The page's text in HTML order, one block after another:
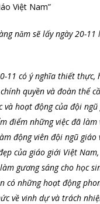
Việt Nam”
nǎm sẽ lấy ngày 20-
11 có ý nghĩa thiết thực,
quyền và đoàn thể
và hoạt động của đội
điểm những việc đã
động viên đội ngũ giáo
của giáo giới Việt
gương sáng cho học
có những hoạt động
về vinh dự và trách